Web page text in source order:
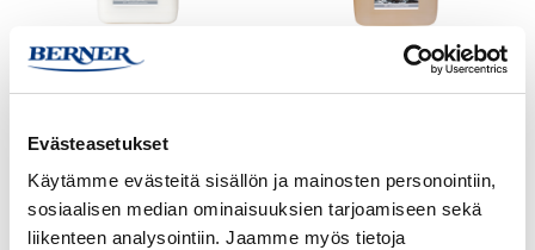
Evästeasetukset
Käytämme evästeitä sisällön ja mainosten personointiin,
sosiaalisen median ominaisuuksien tarjoamiseen sekä
liikenteen analysointiin. Jaamme myös tietoja
HETI HELEÄ 5 LITRAA
HETI HOHDOKAS 5
LITRAA
HETI
Hohtava
5
litraa
Matta
5
litraa